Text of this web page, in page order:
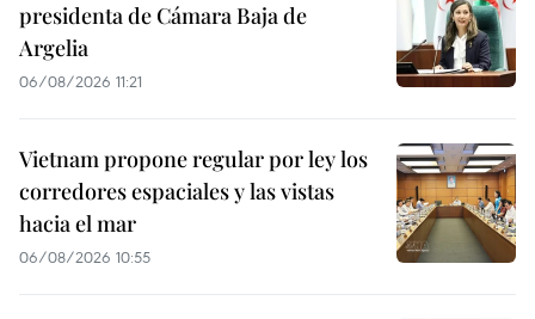
presidenta de Cámara Baja de
Argelia
06/08/2026 11:21
Vietnam propone regular por ley los
corredores espaciales y las vistas
hacia el mar
06/08/2026 10:55